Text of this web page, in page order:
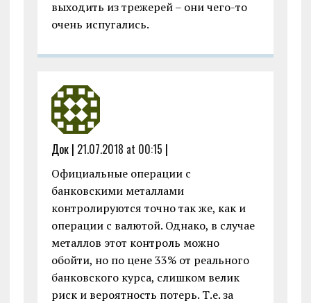
выходить из трежерей – они чего-то
очень испугались.
Док | 21.07.2018 at 00:15 |
Официальные операции с
банковскими металлами
контролируются точно так же, как и
операции с валютой. Однако, в случае
металлов этот контроль можно
обойти, но по цене 33% от реального
банковского курса, слишком велик
риск и вероятность потерь. Т.е. за